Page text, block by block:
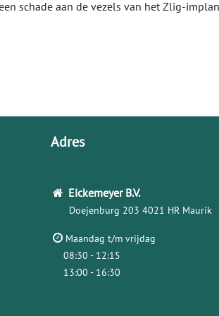
schade aan de vezels van het Zlig-
Adres
Eickemeyer B.V.
Doejenburg 203 4021 HR Maurik
Maandag t/m vrijdag
08:30 - 12:15
13:00 - 16:30